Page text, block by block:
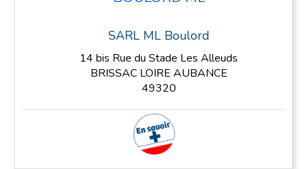
SARL ML Boulord
14 bis Rue du Stade Les Alleuds
BRISSAC LOIRE AUBANCE
49320